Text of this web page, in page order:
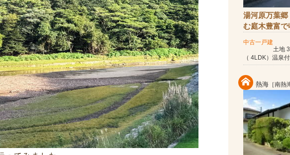
湯河原万葉
む庭木豊富で
中古一戸建
土地
（ 4LDK）温泉付
熱海 ［南熱